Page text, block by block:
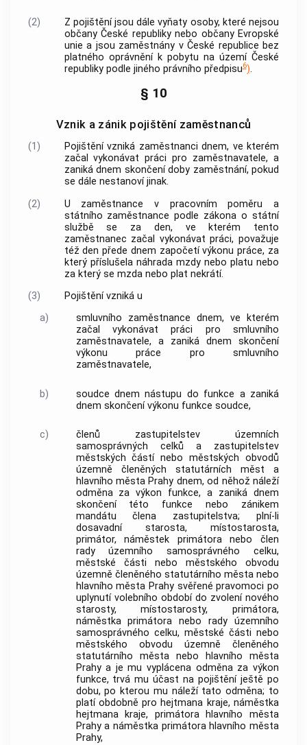
(2)
Z pojištění jsou dále vyňaty osoby, které nejsou
občany České republiky nebo občany Evropské
unie a jsou zaměstnány v České republice bez
platného oprávnění k pobytu na území České
republiky podle jiného právního předpisu6).
§ 10
Vznik a zánik pojištění zaměstnanců
(1)
Pojištění vzniká zaměstnanci dnem, ve kterém
začal vykonávatpráci pro zaměstnavatele, a
zaniká dnem skončenídoby zaměstnání, pokud
se dále nestanoví jinak.
(2)
U zaměstnance v pracovním poměru a
státního zaměstnance podle zákona o státní
službě se za den, ve kterém tento
zaměstnanec začal vykonávat práci, považuje
též den přede dnem započetí výkonu práce, za
který příslušela náhrada mzdy nebo platu nebo
za který se mzda nebo plat nekrátí.
(3)
Pojištění vzniká u
a)
smluvního zaměstnance dnem, ve kterém
začal vykonávat práci pro smluvního
zaměstnavatele, a zaniká dnem skončení
výkonu práce pro smluvního
zaměstnavatele,
b)
soudce dnem nástupu do funkce a zaniká
dnem skončení výkonu funkce soudce,
c)
členů zastupitelstev územních
samosprávných celků a zastupitelstev
městských částí nebo městských obvodů
územně členěných statutárních měst a
hlavního města Prahy dnem, od něhož náleží
odměna za výkon funkce, a zaniká dnem
skončení této funkce nebo zánikem
mandátu člena zastupitelstva; plní-li
dosavadní starosta, místostarosta,
primátor, náměstek primátora nebo člen
rady územního samosprávného celku,
městské části nebo městského obvodu
územně členěného statutárního města nebo
hlavního města Prahy svěřené pravomoci po
uplynutí volebního období do zvolení nového
starosty, místostarosty, primátora,
náměstka primátora nebo rady územního
samosprávného celku, městské části nebo
městského obvodu územně členěného
statutárního města nebo hlavního města
Prahy a je mu vyplácena odměna za výkon
funkce, trvá mu účast na pojištění ještě po
dobu, po kterou mu náleží tato odměna; to
platí obdobně pro hejtmana kraje, náměstka
hejtmana kraje, primátora hlavního města
Prahy a náměstka primátora hlavního města
Prahy,